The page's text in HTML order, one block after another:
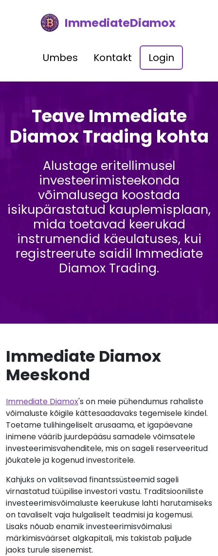
ImmediateDiamox
Umbes Kontakt Login
Teave Immediate
Diamox Trading kohta
Alustage eritellimusel
investeerimisteekonda
võimalusega koostada
isikupärastatud kauplemisplaan,
mida toetavad keerukad
instrumendid käeulatuses, kui
registreerute saidil Immediate
Diamox Trading.
Immediate Diamox
Meeskond
Immediate Diamox's on meie pühendumus rahaliste
võimaluste kõigile kättesaadavaks tegemisele kindel.
Toetame tulihingeliselt arusaama, et igapäevane
inimene väärib juurdepääsu samadele võimsatele
investeerimisvahenditele, mis on sageli reserveeritud
jõukatele ja kogenud investoritele.
Kahjuks on valitsevad finantssüsteemid sageli
virnastatud tüüpilise investori vastu. Traditsiooniliste
investeerimisvõimaluste keerukuse lahti harutamiseks
on tavaliselt vaja hulgaliselt teadmisi ja kogemusi.
Lisaks nõuab enamik investeerimisvõimalusi
märkimisväärset algkapitali, mis takistab paljude
jaoks turule sisenemist.